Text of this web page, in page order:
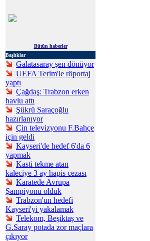
Bütün haberler
Başlıklar
Galatasaray şen dönüyor
UEFA Terim'le röportaj
yaptı
Çağdaş: Trabzon erken
havlu attı
Şükrü Saraçoğlu
hazırlanıyor
Çin televizyonu F.Bahçe
için geldi
Kayseri'de hedef 6'da 6
yapmak
Kasti tekme atan
kaleciye 3 ay hapis cezası
Karatede Avrupa
Şampiyonu olduk
Trabzon'un hedefi
Kayseri'yi yakalamak
Telekom, Beşiktaş ve
G.Saray potada zor maçlara
çıkıyor